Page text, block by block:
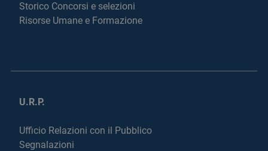
Storico Concorsi e selezioni
Risorse Umane e Formazione
U.R.P.
Ufficio Relazioni con il Pubblico
Segnalazioni